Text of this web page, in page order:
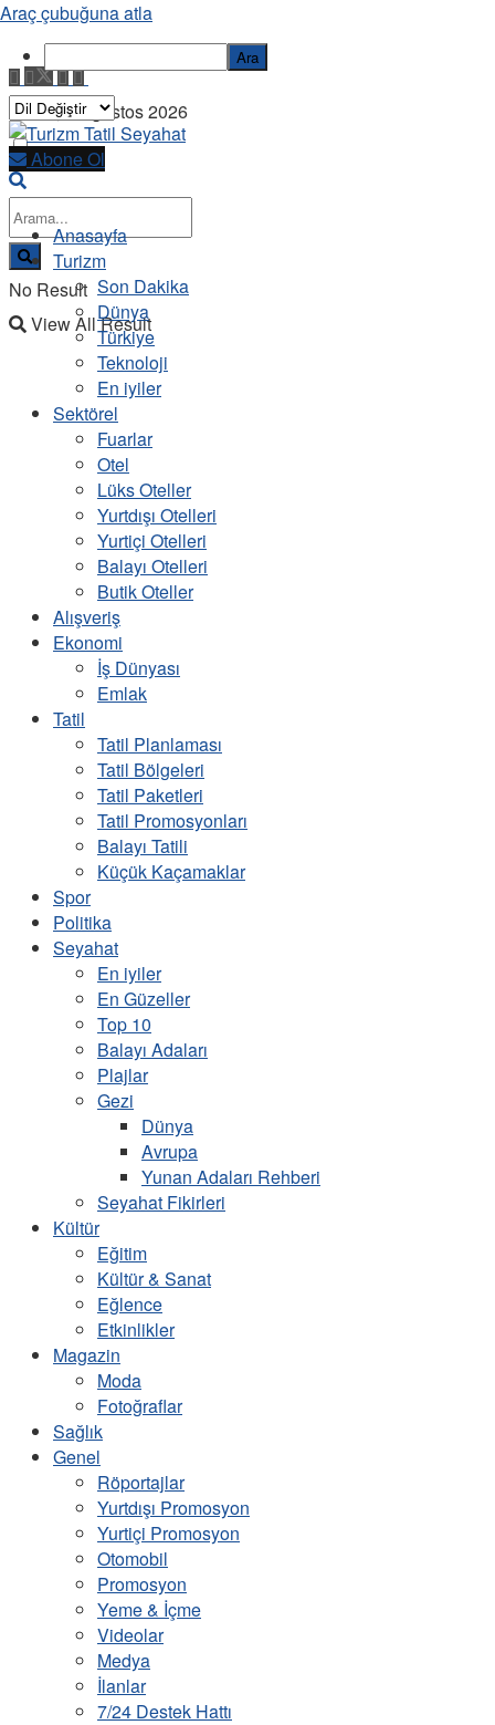
Cuma, 7 Ağustos 2026
No Result
View All Result
Abone Ol
Anasayfa
Turizm
Son Dakika
Dünya
Türkiye
Teknoloji
En iyiler
Sektörel
Fuarlar
Otel
Lüks Oteller
Yurtdışı Otelleri
Yurtiçi Otelleri
Balayı Otelleri
Butik Oteller
Alışveriş
Ekonomi
İş Dünyası
Emlak
Tatil
Tatil Planlaması
Tatil Bölgeleri
Tatil Paketleri
Tatil Promosyonları
Balayı Tatili
Küçük Kaçamaklar
Spor
Politika
Seyahat
En iyiler
En Güzeller
Top 10
Balayı Adaları
Plajlar
Gezi
Dünya
Avrupa
Yunan Adaları Rehberi
Seyahat Fikirleri
Kültür
Eğitim
Kültür & Sanat
Eğlence
Etkinlikler
Magazin
Moda
Fotoğraflar
Sağlık
Genel
Röportajlar
Yurtdışı Promosyon
Yurtiçi Promosyon
Otomobil
Promosyon
Yeme & İçme
Videolar
Medya
İlanlar
7/24 Destek Hattı
Araç çubuğuna atla
Ara